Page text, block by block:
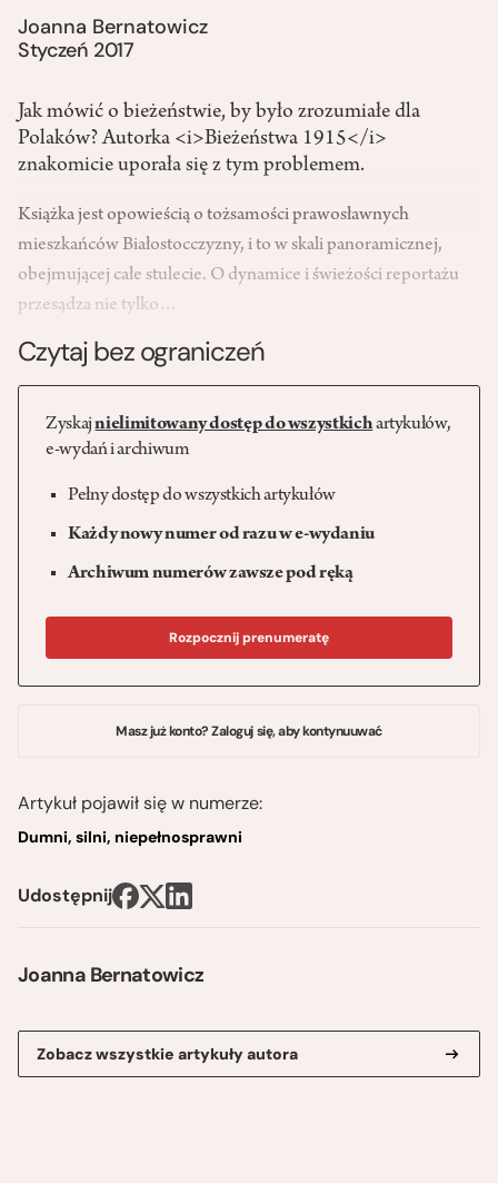
Joanna Bernatowicz
Zobacz wszystkie artykuły autora
Joanna Bernatowicz
Styczeń 2017
Jak mówić o bieżeństwie, by było zrozumiałe dla
Polaków? Autorka <i>Bieżeństwa 1915</i>
znakomicie uporała się z tym problemem.
Książka jest opowieścią o tożsamości prawosławnych
mieszkańców Białostocczyzny, i to w skali panoramicznej,
obejmującej całe stulecie. O dynamice i świeżości reportażu
przesądza nie tylko…
Czytaj bez ograniczeń
Zyskajnielimitowany dostęp do wszystkichartykułów,
e-wydań i archiwum
Pełny dostęp do wszystkich artykułów
Każdy nowy numer od razu w e-wydaniu
Archiwum numerów zawsze pod ręką
Rozpocznij prenumeratę
Masz już konto? Zaloguj się, aby kontynuuwać
Artykuł pojawił się w numerze:
Dumni, silni, niepełnosprawni
Udostępnij